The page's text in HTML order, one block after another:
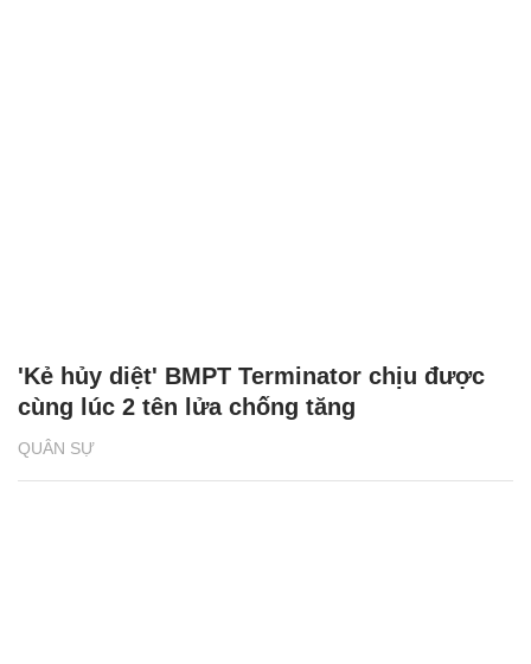
QUÂN SỰ
'Kẻ hủy diệt' BMPT Terminator chịu được
cùng lúc 2 tên lửa chống tăng